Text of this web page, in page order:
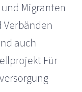
Migranten
Verbänden
auch
Für